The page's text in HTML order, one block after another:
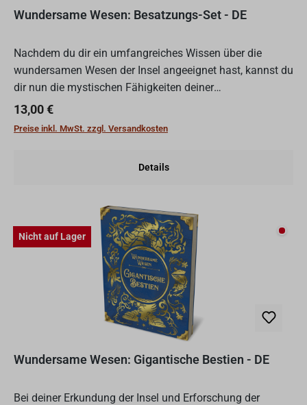
Wundersame Wesen: Besatzungs-Set - DE
Nachdem du dir ein umfangreiches Wissen über die
wundersamen Wesen der Insel angeeignet hast, kannst du
dir nun die mystischen Fähigkeiten deiner
Besatzungsmitglieder zunutze machen, um deine
Erkundung weiter voranzut...
Regulärer Preis:
13,00 €
Preise inkl. MwSt. zzgl. Versandkosten
Details
Nicht auf Lager Nicht
Wundersame Wesen: Gigantische Bestien - DE
Bei deiner Erkundung der Insel und Erforschung der